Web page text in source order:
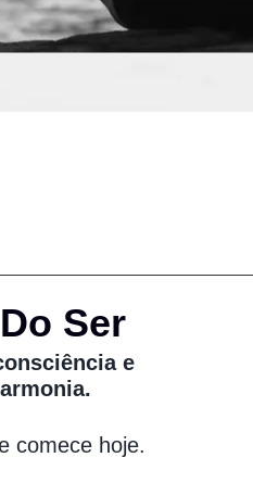
Ser
e
comece hoje.